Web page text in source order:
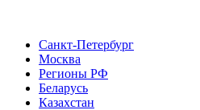
Санкт-Петербург
Москва
Регионы РФ
Беларусь
Казахстан